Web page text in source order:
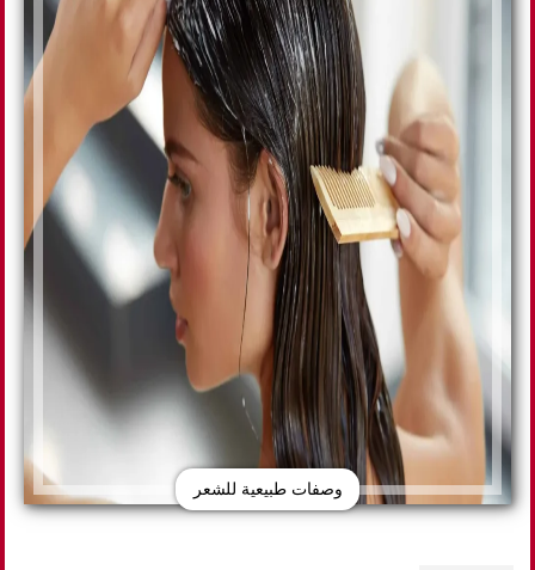
وصفات طبيعية للشعر